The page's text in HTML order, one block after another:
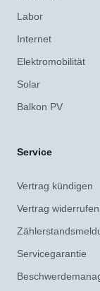
Labor
Internet
Elektromobilität
Solar
Balkon PV
Service
Vertrag kündigen
Vertrag widerrufen
Servicegarantie